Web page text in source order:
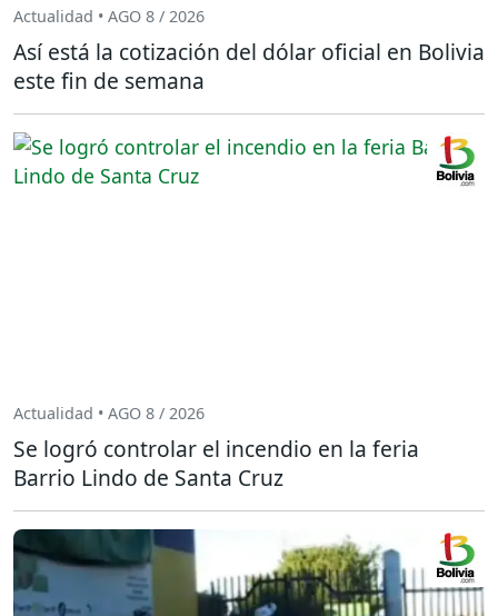
Actualidad • AGO 8 / 2026
Así está la cotización del dólar oficial en Bolivia
este fin de semana
Actualidad • AGO 8 / 2026
Se logró controlar el incendio en la feria
Barrio Lindo de Santa Cruz